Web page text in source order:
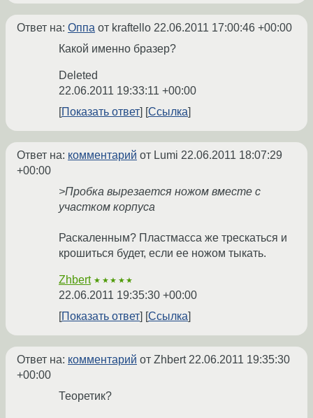
Ответ на: Оппа от kraftello 22.06.2011 17:00:46 +00:00
Какой именно бразер?
Deleted
22.06.2011 19:33:11 +00:00
Показать ответ
Ссылка
Ответ на: комментарий от Lumi 22.06.2011 18:07:29
+00:00
>Пробка вырезается ножом вместе с
участком корпуса
Раскаленным? Пластмасса же трескаться и
крошиться будет, если ее ножом тыкать.
Zhbert ★★★★★
22.06.2011 19:35:30 +00:00
Показать ответ
Ссылка
Ответ на: комментарий от Zhbert 22.06.2011 19:35:30
+00:00
Теоретик?